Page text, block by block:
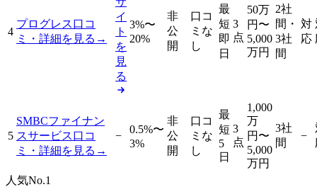
4
プログレス口コ
ミ・詳細を見る →
イ
ト
を
見
る
3%〜
20%
非
公
開
口コ
ミな
し
最
短
即
日
3
点
50万
円 〜
5,000
万円
2社
間・
3社
間
対
応
5
SMBCファイナン
スサービス口コ
ミ・詳細を見る →
−
0.5%〜
3%
非
公
開
口コ
ミな
し
最
短
5
日
3
点
1,000
万
円 〜
5,000
万円
3社
間
−
人気No.1